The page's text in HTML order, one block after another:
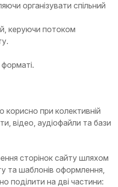
організувати спільний
керуючи потоком
корисно при колективній
відео, аудіофайли та бази
сторінок сайту шляхом
та шаблонів оформлення,
поділити на дві частини: